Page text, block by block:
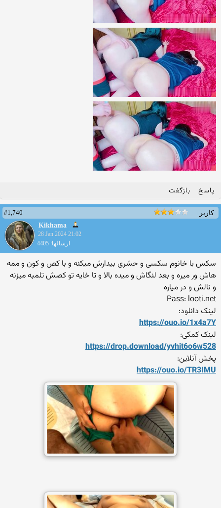
پاسخ بازگفت
کاربر
#1,740
Kikhama
28 Jan 2024 21:02
ارسالها: 4405
سکس با خانوم سکسی و حشری بیدارش میکنه و با کص و کون و ممه
هاش ور میره و بعد لنگاش و میده بالا و تا خایه تو کصش تلمبه میزنه
و نالش و در میاره
Pass: looti.net
لینک دانلود:
https://ouo.io/1x4a7Y
لینک کمکی:
https://drop.download/yvhit6o6w528
پخش آنلاین:
https://ouo.io/TR3IMU